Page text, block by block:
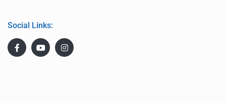
Social Links: